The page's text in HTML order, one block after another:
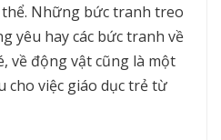
Những bức tranh treo
yêu hay các bức tranh về
về động vật cũng là một
việc giáo dục trẻ từ